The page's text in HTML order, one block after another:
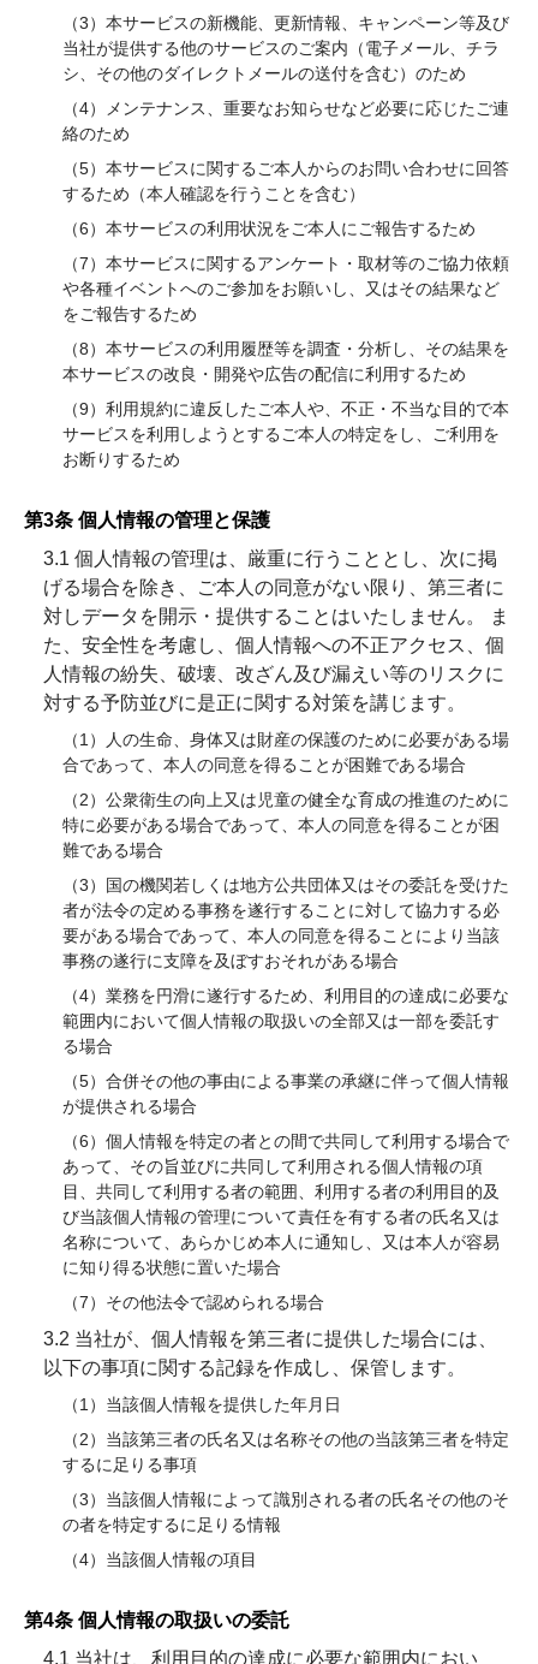
（3）本サービスの新機能、更新情報、キャンペーン等及び
当社が提供する他のサービスのご案内（電子メール、チラ
シ、その他のダイレクトメールの送付を含む）のため
（4）メンテナンス、重要なお知らせなど必要に応じたご連
絡のため
（5）本サービスに関するご本人からのお問い合わせに回答
するため（本人確認を行うことを含む）
（6）本サービスの利用状況をご本人にご報告するため
（7）本サービスに関するアンケート・取材等のご協力依頼
や各種イベントへのご参加をお願いし、又はその結果など
をご報告するため
（8）本サービスの利用履歴等を調査・分析し、その結果を
本サービスの改良・開発や広告の配信に利用するため
（9）利用規約に違反したご本人や、不正・不当な目的で本
サービスを利用しようとするご本人の特定をし、ご利用を
お断りするため
第3条 個人情報の管理と保護
3.1 個人情報の管理は、厳重に行うこととし、次に掲
げる場合を除き、ご本人の同意がない限り、第三者に
対しデータを開示・提供することはいたしません。 ま
た、安全性を考慮し、個人情報への不正アクセス、個
人情報の紛失、破壊、改ざん及び漏えい等のリスクに
対する予防並びに是正に関する対策を講じます。
（1）人の生命、身体又は財産の保護のために必要がある場
合であって、本人の同意を得ることが困難である場合
（2）公衆衛生の向上又は児童の健全な育成の推進のために
特に必要がある場合であって、本人の同意を得ることが困
難である場合
（3）国の機関若しくは地方公共団体又はその委託を受けた
者が法令の定める事務を遂行することに対して協力する必
要がある場合であって、本人の同意を得ることにより当該
事務の遂行に支障を及ぼすおそれがある場合
（4）業務を円滑に遂行するため、利用目的の達成に必要な
範囲内において個人情報の取扱いの全部又は一部を委託す
る場合
（5）合併その他の事由による事業の承継に伴って個人情報
が提供される場合
（6）個人情報を特定の者との間で共同して利用する場合で
あって、その旨並びに共同して利用される個人情報の項
目、共同して利用する者の範囲、利用する者の利用目的及
び当該個人情報の管理について責任を有する者の氏名又は
名称について、あらかじめ本人に通知し、又は本人が容易
に知り得る状態に置いた場合
（7）その他法令で認められる場合
3.2 当社が、個人情報を第三者に提供した場合には、
以下の事項に関する記録を作成し、保管します。
（1）当該個人情報を提供した年月日
（2）当該第三者の氏名又は名称その他の当該第三者を特定
するに足りる事項
（3）当該個人情報によって識別される者の氏名その他のそ
の者を特定するに足りる情報
（4）当該個人情報の項目
第4条 個人情報の取扱いの委託
4.1 当社は、利用目的の達成に必要な範囲内におい